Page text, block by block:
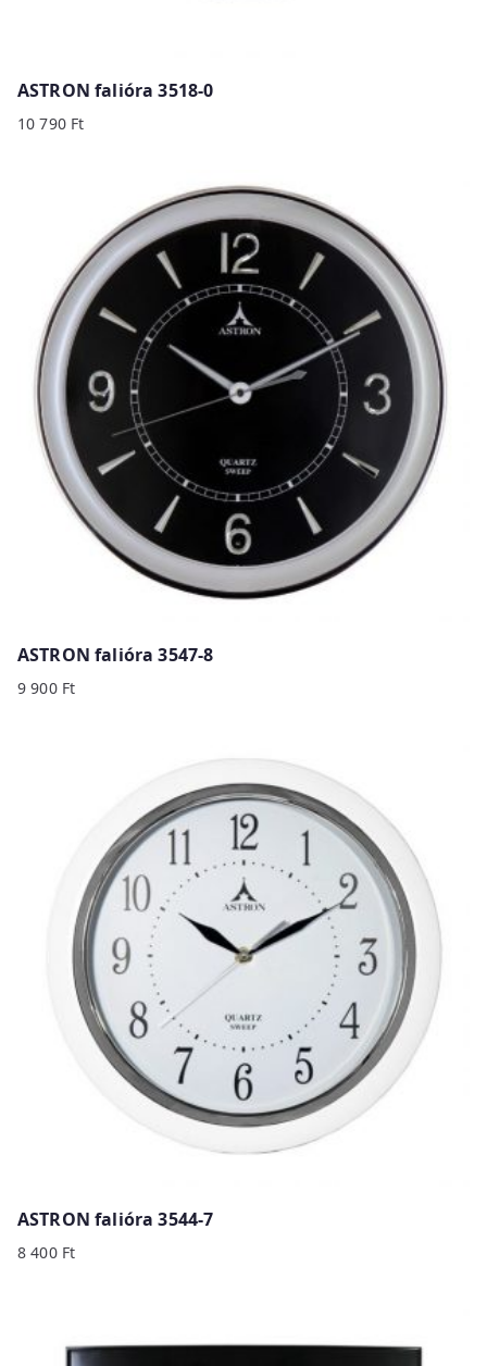
ASTRON falióra 3518-0
10 790 Ft
ASTRON falióra 3547-8
9 900 Ft
ASTRON falióra 3544-7
8 400 Ft